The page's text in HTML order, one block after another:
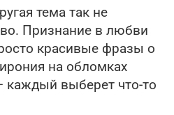
тема так не
Признание в любви
красивые фразы о
на обломках
каждый выберет что-то